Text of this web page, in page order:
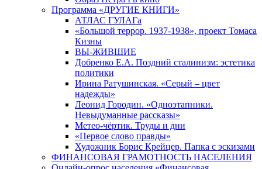
Программа «ДРУГИЕ КНИГИ»
АТЛАС ГУЛАГа
«Большой террор. 1937-1938», проект Томаса
Кизны
ВЫ-ЖИВШИЕ
Добренко Е.А. Поздний сталинизм: эстетика
политики
Ирина Ратушинская. «Серый – цвет
надежды»
Леонид Городин. «Одноэтапники.
Невыдуманные рассказы»
Метео-чёртик. Труды и дни
«Первое слово правды»
Художник Борис Крейцер. Папка с эскизами
ФИНАНСОВАЯ ГРАМОТНОСТЬ НАСЕЛЕНИЯ